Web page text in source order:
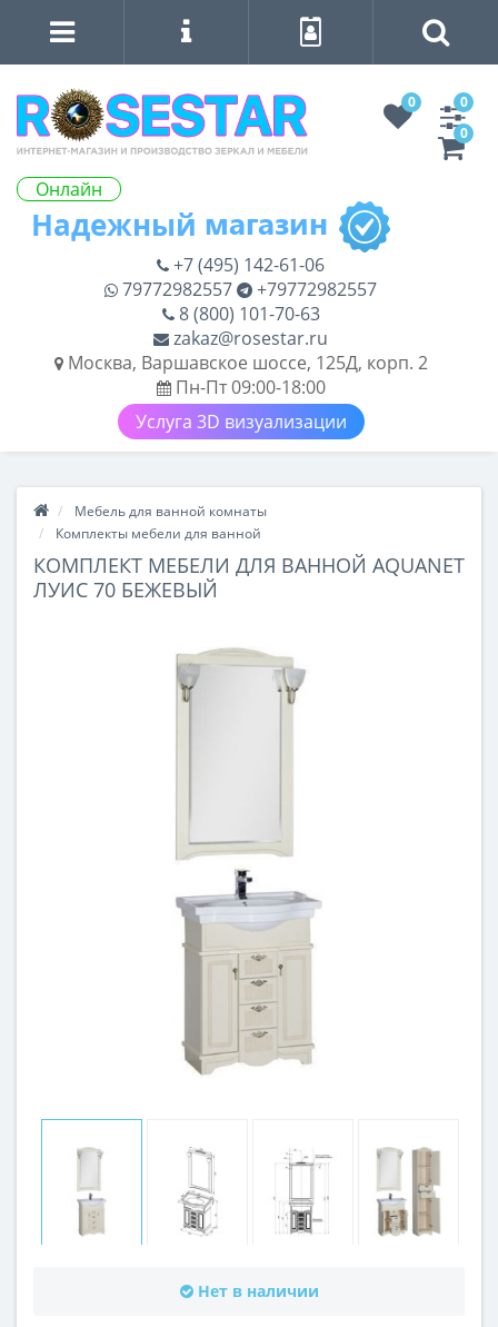
Онлайн
0
0
0
+7 (495) 142-61-06
79772982557
+79772982557
8 (800) 101-70-63
zakaz@rosestar.ru
Москва, Варшавское шоссе, 125Д, корп. 2
Пн-Пт 09:00-18:00
Услуга 3D визуализации
Мебель для ванной комнаты
Комплекты мебели для ванной
КОМПЛЕКТ МЕБЕЛИ ДЛЯ ВАННОЙ AQUANET
ЛУИС 70 БЕЖЕВЫЙ
Нет в наличии